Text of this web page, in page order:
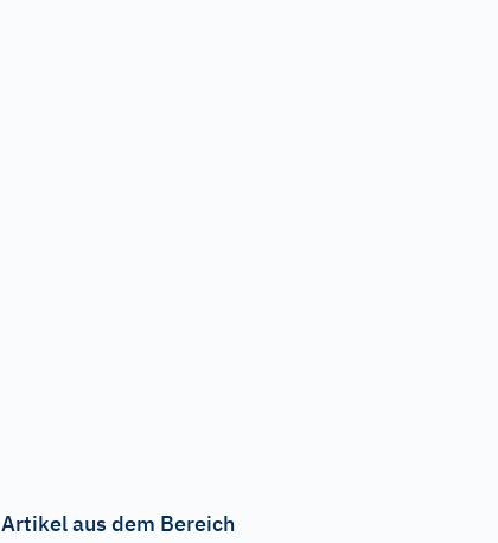
aus dem Bereich